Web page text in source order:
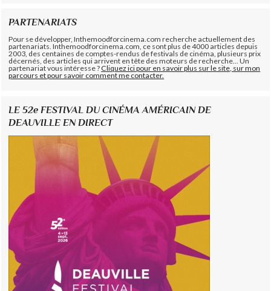
PARTENARIATS
Pour se développer, Inthemoodforcinema.com recherche actuellement des
partenariats. Inthemoodforcinema.com, ce sont plus de 4000 articles depuis
2003, des centaines de comptes-rendus de festivals de cinéma, plusieurs prix
décernés, des articles qui arrivent en tête des moteurs de recherche... Un
partenariat vous intéresse ?Cliquez ici pour en savoir plus sur le site, sur mon
parcours et pour savoir comment me contacter.
LE 52e FESTIVAL DU CINÉMA AMÉRICAIN DE
DEAUVILLE EN DIRECT